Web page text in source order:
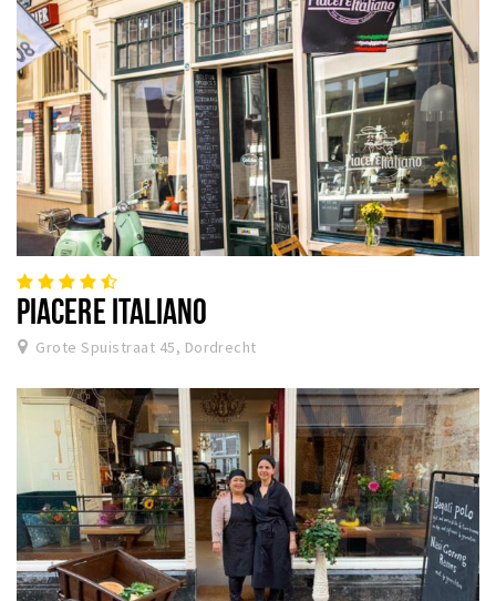
PIACERE ITALIANO
Grote Spuistraat 45, Dordrecht